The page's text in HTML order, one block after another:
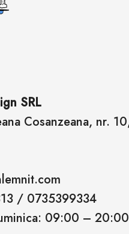
SRL
Cosanzeana, nr.
/ 0735399334
09:00 – 20:00